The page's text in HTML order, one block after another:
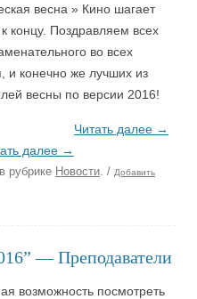
весна » Кино шагает
концу. Поздравляем всех
во всех
и конечно же лучших из
весны по версии 2016!
Читать далее →
далее →
в рубрике Новости / Добавить
— Преподаватели
возможность посмотреть